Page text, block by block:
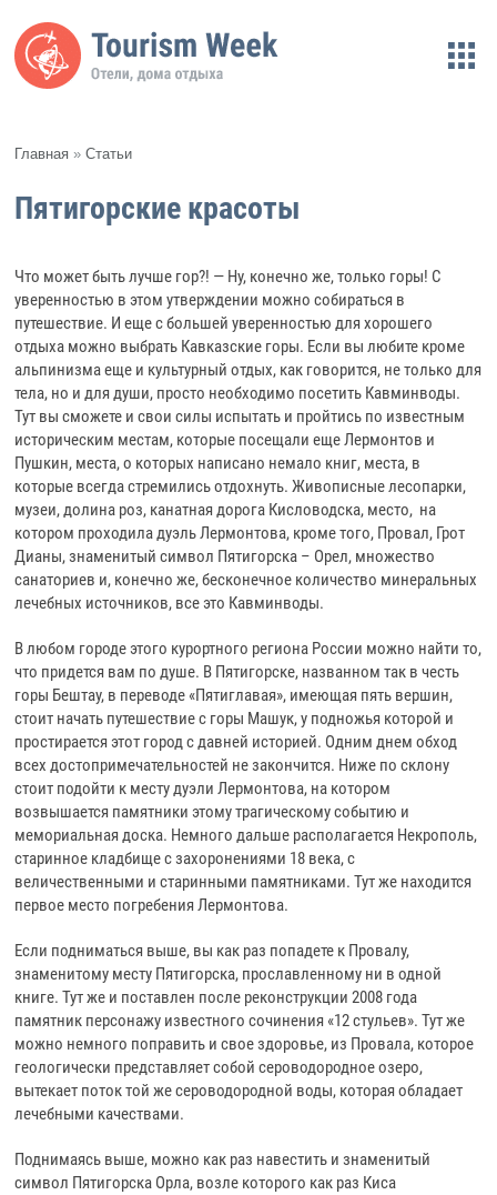
Главная »Статьи
Пятигорские красоты
Что может быть лучше гор?! — Ну, конечно же, только горы! С
уверенностью в этом утверждении можно собираться в
путешествие. И еще с большей уверенностью для хорошего
отдыха можно выбрать Кавказские горы. Если вы любите кроме
альпинизма еще и культурный отдых, как говорится, не только для
тела, но и для души, просто необходимо посетить Кавминводы.
Тут вы сможете и свои силы испытать и пройтись по известным
историческим местам, которые посещали еще Лермонтов и
Пушкин, места, о которых написано немало книг, места, в
которые всегда стремились отдохнуть. Живописные лесопарки,
музеи, долина роз, канатная дорога Кисловодска, место, на
котором проходила дуэль Лермонтова, кроме того, Провал, Грот
Дианы, знаменитый символ Пятигорска – Орел, множество
санаториев и, конечно же, бесконечное количество минеральных
лечебных источников, все это Кавминводы.
В любом городе этого курортного региона России можно найти то,
что придется вам по душе. В Пятигорске, названном так в честь
горы Бештау, в переводе «Пятиглавая», имеющая пять вершин,
стоит начать путешествие с горы Машук, у подножья которой и
простирается этот город с давней историей. Одним днем обход
всех достопримечательностей не закончится. Ниже по склону
стоит подойти к месту дуэли Лермонтова, на котором
возвышается памятники этому трагическому событию и
мемориальная доска. Немного дальше располагается Некрополь,
старинное кладбище с захоронениями 18 века, с
величественными и старинными памятниками. Тут же находится
первое место погребения Лермонтова.
Если подниматься выше, вы как раз попадете к Провалу,
знаменитому месту Пятигорска, прославленному ни в одной
книге. Тут же и поставлен после реконструкции 2008 года
памятник персонажу известного сочинения «12 стульев». Тут же
можно немного поправить и свое здоровье, из Провала, которое
геологически представляет собой сероводородное озеро,
вытекает поток той же сероводородной воды, которая обладает
лечебными качествами.
Поднимаясь выше, можно как раз навестить и знаменитый
символ Пятигорска Орла, возле которого как раз Киса